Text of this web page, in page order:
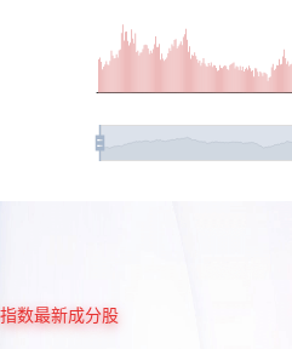
指数最新成分股